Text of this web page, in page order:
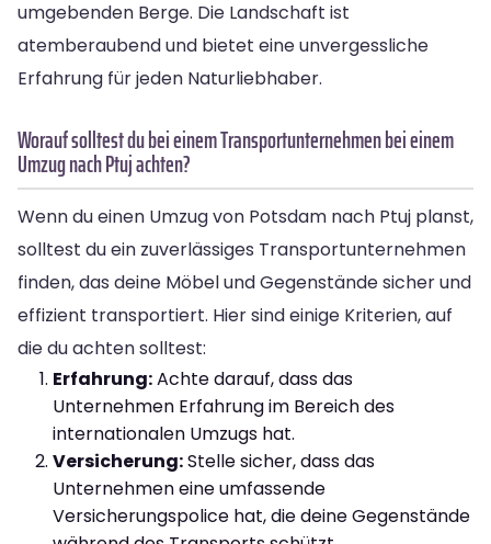
umgebenden Berge. Die Landschaft ist
atemberaubend und bietet eine unvergessliche
Erfahrung für jeden Naturliebhaber.
Worauf solltest du bei einem Transportunternehmen bei einem
Umzug nach Ptuj achten?
Wenn du einen Umzug von Potsdam nach Ptuj planst,
solltest du ein zuverlässiges Transportunternehmen
finden, das deine Möbel und Gegenstände sicher und
effizient transportiert. Hier sind einige Kriterien, auf
die du achten solltest:
Erfahrung:Achte darauf, dass das
Unternehmen Erfahrung im Bereich des
internationalen Umzugs hat.
Versicherung:Stelle sicher, dass das
Unternehmen eine umfassende
Versicherungspolice hat, die deine Gegenstände